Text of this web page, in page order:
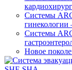
Системы
гинекологии
Системы
Новое